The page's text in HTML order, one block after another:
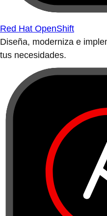
Red Hat OpenShift
Diseña, moderniza e
tus necesidades.